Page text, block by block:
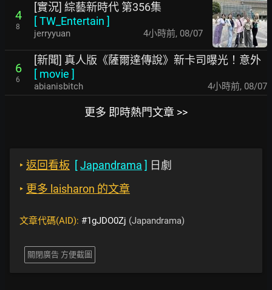
4
8
[實況] 綜藝新時代 第356集
[TW_Entertain ]
jerryyuan 4小時前, 08/07
6
6
[新聞] 真人版《薩爾達傳說》新卡司曝光！意外
[ movie ]
abianisbitch 4小時前, 08/07
更多 即時熱門文章 >>
‣ 返回看板 [Japandrama ] 日劇
‣ 更多 laisharon 的文章
文章代碼(AID): #1gJDO0Zj (Japandrama)
關閉廣告 方便截圖